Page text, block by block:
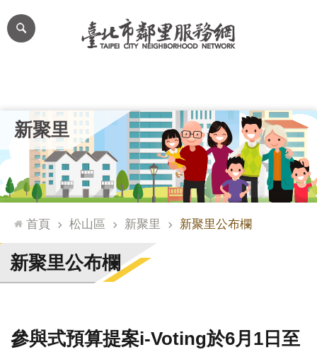
跳到主要內容區塊
網
站
台
通
臺
北
市
門
新聚里
首頁 松山區 新聚里 新聚里公布欄
新聚里公布欄
參與式預算提案i-Voting於6月1日至